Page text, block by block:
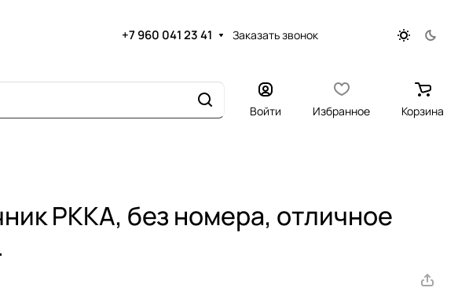
+7 960 041 23 41 Заказать звонок
Войти Избранное Корзина
РККА, без номера, отличное